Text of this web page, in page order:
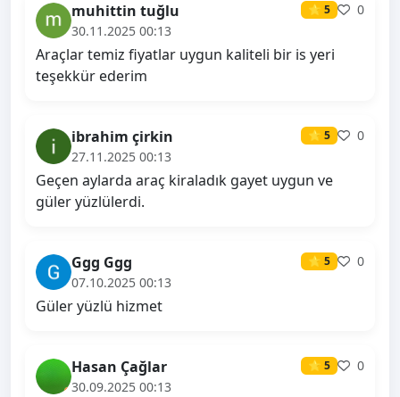
muhittin tuğlu ⭐ 5
0
30.11.2025 00:13
Araçlar temiz fiyatlar uygun kaliteli bir is yeri
teşekkür ederim
ibrahim çirkin ⭐ 5
0
27.11.2025 00:13
Geçen aylarda araç kiraladık gayet uygun ve
güler yüzlülerdi.
Ggg Ggg ⭐ 5
0
07.10.2025 00:13
Güler yüzlü hizmet
Hasan Çağlar ⭐ 5
0
30.09.2025 00:13